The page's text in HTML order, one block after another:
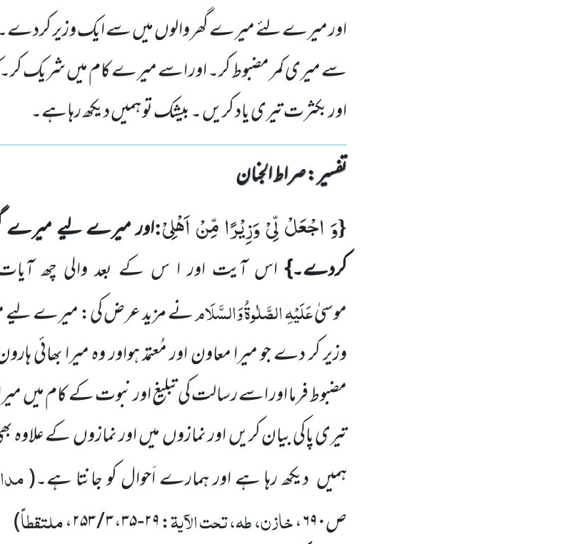
اور میرے لئے میرے گھر والوں میں سے ایک وزیر کردے۔
سے میری کمر مضبوط کر۔ اور اسے میرے کام میں شریک کر۔
اور بکثرت تیری یاد کریں ۔ بیشک تو ہمیں دیکھ رہا ہے۔
تفسیر : ‎صراط الجنان
{وَ اجْعَلْ لِّیْ وَزِیْرًا مِّنْ اَهْلِیْ:اور میرے لیے میرے
کردے۔} اس آیت اور ا س کے بعد والی چھ
موسیٰعَلَیْہِالصَّلٰوۃُ وَالسَّلَامنے مزید عرض کی: میرے لیے
وزیر کر دے جو میرا معاون اور مُعتمد ہواور وہ میرا
مضبوط فرما اور اسے رسالت کی تبلیغ اور نبوت کے کام میں
تیری پاکی بیان کریںاور نمازوںمیںاور نمازوںکے علاوہ
ہمیں دیکھ رہا ہے اور ہمارے اَحوال کو جانتا ہے۔(
ص۶۹۰،
خازن، طہ، تحت الآیۃ: ۲۹-۳۵، ۳ / ۲۵۳، ملتقطاً)